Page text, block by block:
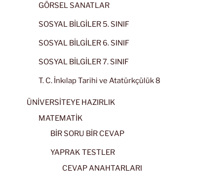
GÖRSEL SANATLAR
SOSYAL BİLGİLER 5. SINIF
SOSYAL BİLGİLER 6. SINIF
SOSYAL BİLGİLER 7. SINIF
T. C. İnkılap Tarihi ve Atatürkçülük 8
ÜNİVERSİTEYE HAZIRLIK
MATEMATİK
BİR SORU BİR CEVAP
YAPRAK TESTLER
CEVAP ANAHTARLARI